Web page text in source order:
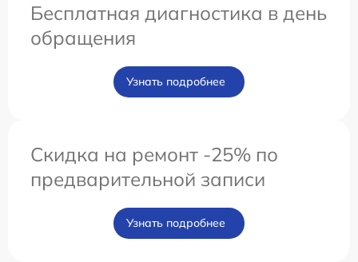
Бесплатная диагностика в день
обращения
Узнать подробнее
Скидка на ремонт -25% по
предварительной записи
Узнать подробнее